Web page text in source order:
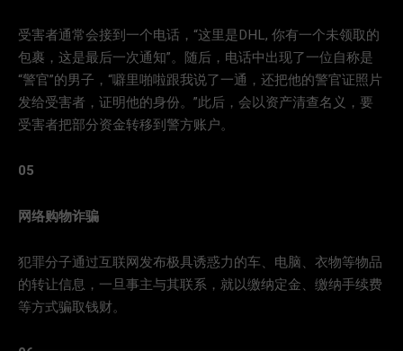
受害者通常会接到一个电话，“这里是DHL, 你有一个未领取的
包裹，这是最后一次通知”。随后，电话中出现了一位自称是
“警官”的男子，“噼里啪啦跟我说了一通，还把他的警官证照片
发给受害者，证明他的身份。”此后，会以资产清查名义，要
受害者把部分资金转移到警方账户。
05
网络购物诈骗
犯罪分子通过互联网发布极具诱惑力的车、电脑、衣物等物品
的转让信息，一旦事主与其联系，就以缴纳定金、缴纳手续费
等方式骗取钱财。